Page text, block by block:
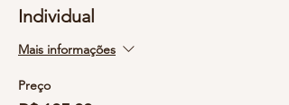
Individual
Mais informações
Preço